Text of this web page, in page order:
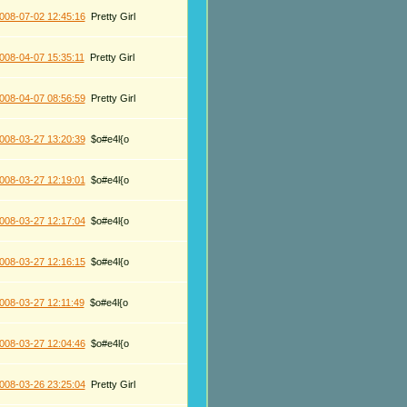
07-02 12:45:16 Pretty Girl
04-07 15:35:11 Pretty Girl
04-07 08:56:59 Pretty Girl
03-27 13:20:39 $o#e4l{o
03-27 12:19:01 $o#e4l{o
03-27 12:17:04 $o#e4l{o
03-27 12:16:15 $o#e4l{o
03-27 12:11:49 $o#e4l{o
03-27 12:04:46 $o#e4l{o
03-26 23:25:04 Pretty Girl